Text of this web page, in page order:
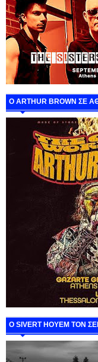
O ARTHUR BROWN ΣΕ
Ο SIVERT HOYEM ΤΟΝ